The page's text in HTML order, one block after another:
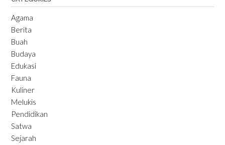
Agama
Berita
Buah
Budaya
Edukasi
Fauna
Kuliner
Melukis
Pendidikan
Satwa
Sejarah